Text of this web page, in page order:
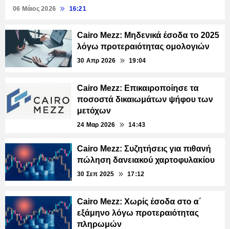
06 Μάιος 2026 16:21
Cairo Mezz: Μηδενικά έσοδα το 2025
λόγω προτεραιότητας ομολογιών
30 Απρ 2026 19:04
Cairo Mezz: Επικαιροποίησε τα
ποσοστά δικαιωμάτων ψήφου των
μετόχων
24 Μαρ 2026 14:43
Cairo Mezz: Συζητήσεις για πιθανή
πώληση δανειακού χαρτοφυλακίου
30 Σεπ 2025 17:12
Cairo Mezz: Χωρίς έσοδα στο α΄
εξάμηνο λόγω προτεραιότητας
πληρωμών